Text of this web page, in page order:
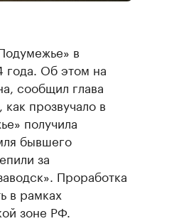
в
года. Об этом на
сообщил глава
прозвучало в
получила
бывшего
за
Проработка
в рамках
зоне РФ.